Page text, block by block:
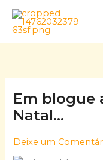
Skip
content
Em blogue
Natal…
Deixe um